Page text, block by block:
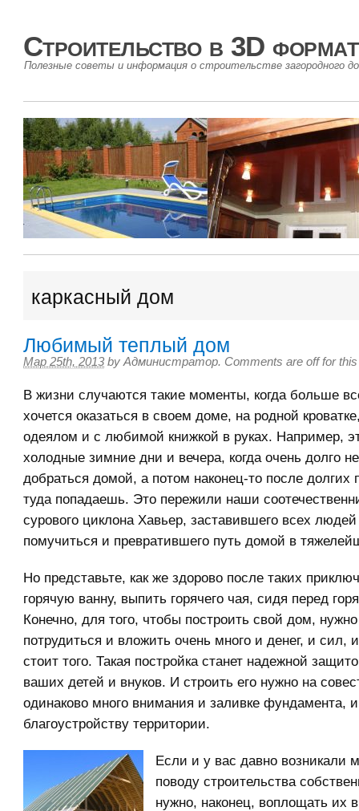
Строительство в 3D
Полезные советы и информация о строительстве загородного
каркасный дом
Любимый теплый дом
Мар 25th, 2013 by Администратор. Comments are off for
В жизни случаются такие моменты, когда больше
хочется оказаться в своем доме, на родной
одеялом и с любимой книжкой в руках. Например,
холодные зимние дни и вечера, когда очень долго
добраться домой, а потом наконец-то после долгих
туда попадаешь. Это пережили наши
сурового циклона Хавьер, заставившего всех
помучиться и превратившего путь домой в
Но представьте, как же здорово после таких
горячую ванну, выпить горячего чая, сидя перед
Конечно, для того, чтобы построить свой дом,
потрудиться и вложить очень много и денег, и сил,
стоит того. Такая постройка станет надежной
ваших детей и внуков. И строить его нужно на
одинаково много внимания и заливке фундамента, и
благоустройству территории.
Если и у вас давно возникали
поводу строительства
нужно, наконец, воплощать их